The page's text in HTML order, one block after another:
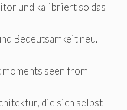
und kalibriert so das
Bedeutsamkeit neu.
seen from
die sich selbst